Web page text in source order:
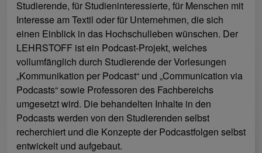
Studierende, für Studieninteressierte, für Menschen mit
Interesse am Textil oder für Unternehmen, die sich
einen Einblick in das Hochschulleben wünschen. Der
LEHRSTOFF ist ein Podcast-Projekt, welches
vollumfänglich durch Studierende der Vorlesungen
„Kommunikation per Podcast“ und „Communication via
Podcasts“ sowie Professoren des Fachbereichs
umgesetzt wird. Die behandelten Inhalte in den
Podcasts werden von den Studierenden selbst
recherchiert und die Konzepte der Podcastfolgen selbst
entwickelt und aufgebaut.